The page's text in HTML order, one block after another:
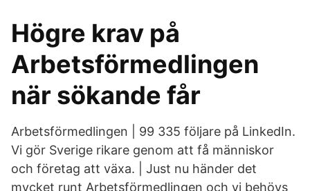
Högre krav på
Arbetsförmedlingen
när sökande får
Arbetsförmedlingen | 99 335 följare på LinkedIn.
Vi gör Sverige rikare genom att få människor
och företag att växa. | Just nu händer det
mycket runt Arbetsförmedlingen och vi behövs